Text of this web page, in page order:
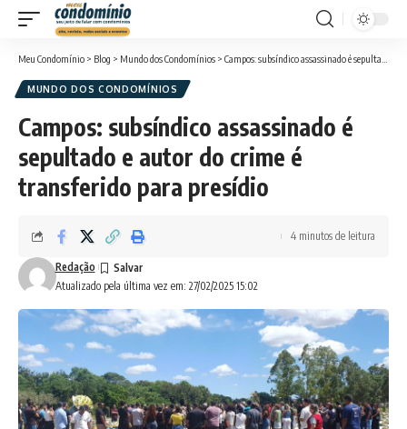
Meu Condomínio > Blog > Mundo dos Condomínios > Campos: subsíndico assassinado é sepultado e autor do crime é transferido para presídio
MUNDO DOS CONDOMÍNIOS
Campos: subsíndico assassinado é
sepultado e autor do crime é
transferido para presídio
Atualizado pela última vez em: 27/02/2025 15:02
Redação
4 minutos de leitura